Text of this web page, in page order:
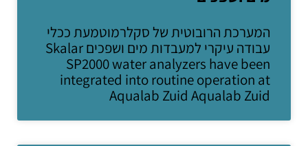
המערכת הרובוטית של סקלרמוטמעת ככלי
עבודה עיקרי למעבדות מים ושפכים Skalar
SP2000 water analyzers have been
integrated into routine operation at
Aqualab Zuid Aqualab Zuid